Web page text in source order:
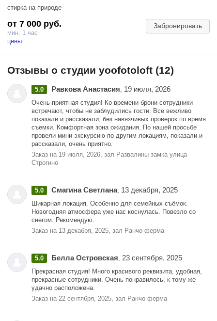
стирка на природе
от 7 000 руб.
мин. 1 час
цены
Забронировать
Отзывы о студии yoofotoloft (12)
5.0 Равкова Анастасия 19 июля, 2026
Очень приятная студия! Ко времени брони сотрудники
встречают, чтобы не заблудились гости. Все вежливо
показали и рассказали, без навязчивых проверок по время
съемки. Комфортная зона ожидания. По нашей просьбе
провели мини экскурсию по другим локациям, показали и
рассказали, очень приятно.
Заказ на 19 июля, 2026, зал Развалины замка улица
Строгино
5.0 Смагина Светлана, 13 декабря, 2025
Шикарная локация. Особенно для семейных съёмок.
Новогодняя атмосфера уже нас коснулась. Повезло со
снегом. Рекомендую.
Заказ на 13 декабря, 2025, зал Ранчо ферма
5.0 Белла Островская 23 сентября, 2025
Прекрасная студия! Много красивого реквизита, удобная,
прекрасные сотрудники. Очень понравилось, к тому же
удачно расположена.
Заказ на 22 сентября, 2025, зал Ранчо ферма